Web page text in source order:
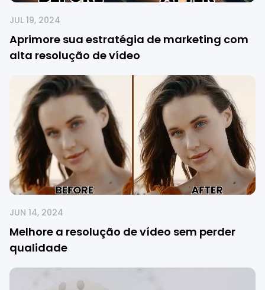
JUL 19, 2024
Aprimore sua estratégia de marketing com
alta resolução de vídeo
JUN 14, 2024
Melhore a resolução de vídeo sem perder
qualidade